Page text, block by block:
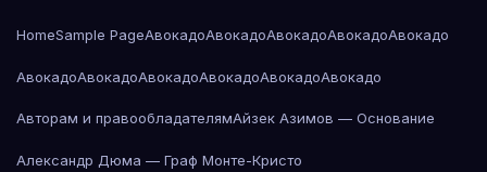
HomeSample PageАвокадоАвокадоАвокадоАвокадоАвокадо
АвокадоАвокадоАвокадоАвокадоАвокадоАвокадо
Авторам и правообладателямАйзек Азимов — Основание
Александр Дюма — Граф Монте-Кристо